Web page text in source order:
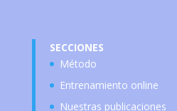
SECCIONES
Método
Entrenamiento online
Nuestras publicaciones